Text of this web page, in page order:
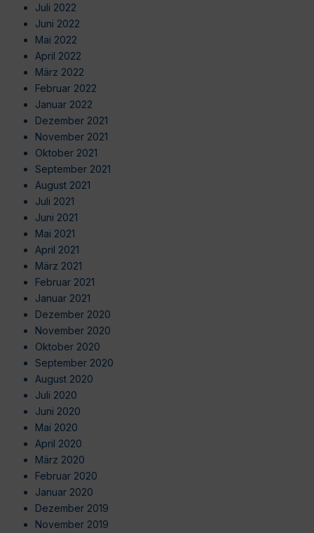
Juli 2022
Juni 2022
Mai 2022
April 2022
März 2022
Februar 2022
Januar 2022
Dezember 2021
November 2021
Oktober 2021
September 2021
August 2021
Juli 2021
Juni 2021
Mai 2021
April 2021
März 2021
Februar 2021
Januar 2021
Dezember 2020
November 2020
Oktober 2020
September 2020
August 2020
Juli 2020
Juni 2020
Mai 2020
April 2020
März 2020
Februar 2020
Januar 2020
Dezember 2019
November 2019